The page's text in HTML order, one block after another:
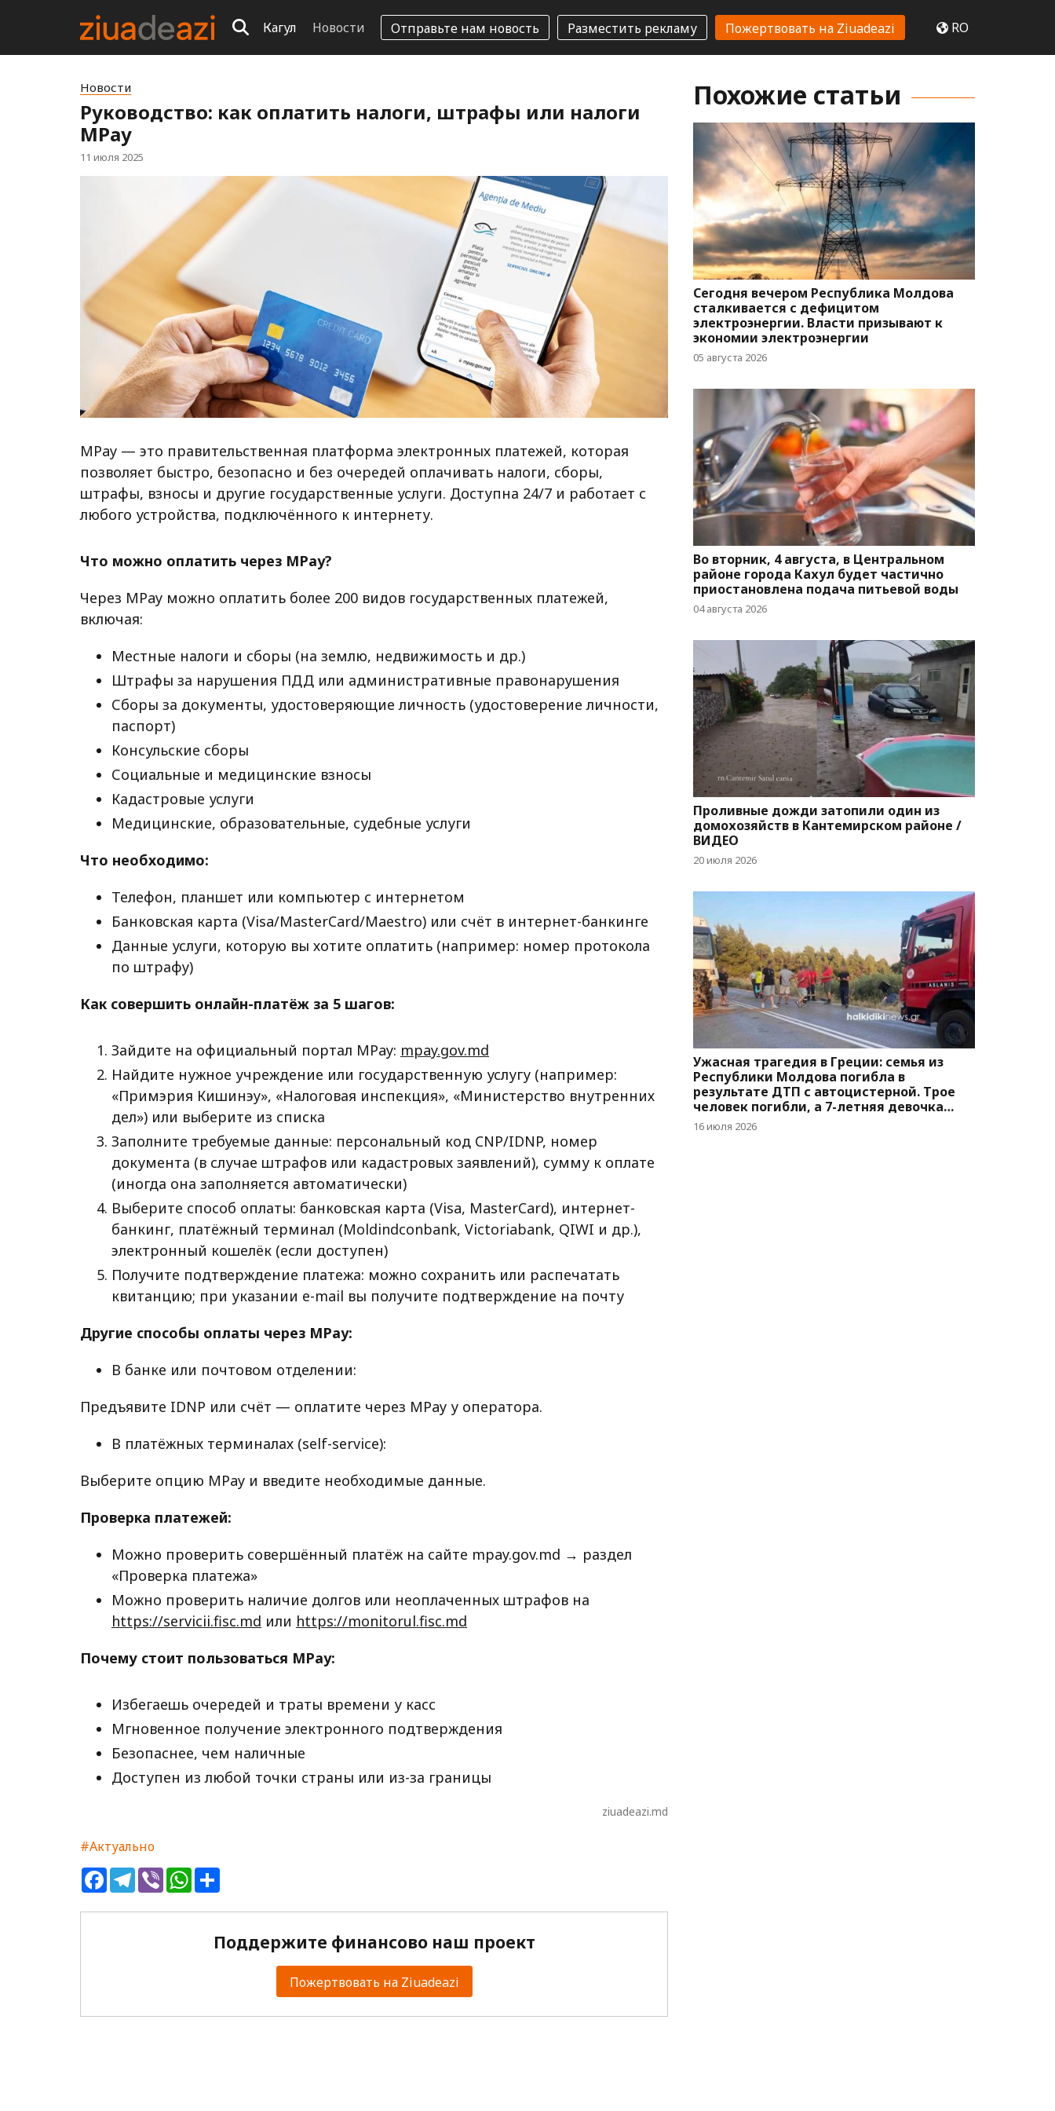
Кагул Новости Отправьте нам новость Разместить рекламу Пожертвовать на Ziuadeazi RO
Новости
Руководство: как оплатить налоги, штрафы или налоги
MPay
11 июля 2025
MPay — это правительственная платформа электронных платежей, которая
позволяет быстро, безопасно и без очередей оплачивать налоги, сборы,
штрафы, взносы и другие государственные услуги. Доступна 24/7 и работает с
любого устройства, подключённого к интернету.
Что можно оплатить через MPay?
Через MPay можно оплатить более 200 видов государственных платежей,
включая:
Местные налоги и сборы (на землю, недвижимость и др.)
Штрафы за нарушения ПДД или административные правонарушения
Сборы за документы, удостоверяющие личность (удостоверение личности,
паспорт)
Консульские сборы
Социальные и медицинские взносы
Кадастровые услуги
Медицинские, образовательные, судебные услуги
Что необходимо:
Телефон, планшет или компьютер с интернетом
Банковская карта (Visa/MasterCard/Maestro) или счёт в интернет-банкинге
Данные услуги, которую вы хотите оплатить (например: номер протокола
по штрафу)
Как совершить онлайн-платёж за 5 шагов:
Зайдите на официальный портал MPay: mpay.gov.md
Найдите нужное учреждение или государственную услугу (например:
«Примэрия Кишинэу», «Налоговая инспекция», «Министерство внутренних
дел») или выберите из списка
Заполните требуемые данные: персональный код CNP/IDNP, номер
документа (в случае штрафов или кадастровых заявлений), сумму к оплате
(иногда она заполняется автоматически)
Выберите способ оплаты: банковская карта (Visa, MasterCard), интернет-
банкинг, платёжный терминал (Moldindconbank, Victoriabank, QIWI и др.),
электронный кошелёк (если доступен)
Получите подтверждение платежа: можно сохранить или распечатать
квитанцию; при указании e-mail вы получите подтверждение на почту
Другие способы оплаты через MPay:
В банке или почтовом отделении:
Предъявите IDNP или счёт — оплатите через MPay у оператора.
В платёжных терминалах (self-service):
Выберите опцию MPay и введите необходимые данные.
Проверка платежей:
Можно проверить совершённый платёж на сайте mpay.gov.md → раздел
«Проверка платежа»
Можно проверить наличие долгов или неоплаченных штрафов на
https://servicii.fisc.md или https://monitorul.fisc.md
Почему стоит пользоваться MPay:
Избегаешь очередей и траты времени у касс
Мгновенное получение электронного подтверждения
Безопаснее, чем наличные
Доступен из любой точки страны или из-за границы
ziuadeazi.md
#Актуально
FacebookTelegram
ViberWhatsApp
Поддержите финансово наш проект
Пожертвовать на Ziuadeazi
Похожие статьи
Сегодня вечером Республика Молдова
сталкивается с дефицитом
электроэнергии. Власти призывают к
экономии электроэнергии
05 августа 2026
Во вторник, 4 августа, в Центральном
районе города Кахул будет частично
приостановлена подача питьевой воды
04 августа 2026
Проливные дожди затопили один из
домохозяйств в Кантемирском районе /
ВИДЕО
20 июля 2026
Ужасная трагедия в Греции: семья из
Республики Молдова погибла в
результате ДТП с автоцистерной. Трое
человек погибли, а 7-летняя девочка
борется за жизнь
16 июля 2026